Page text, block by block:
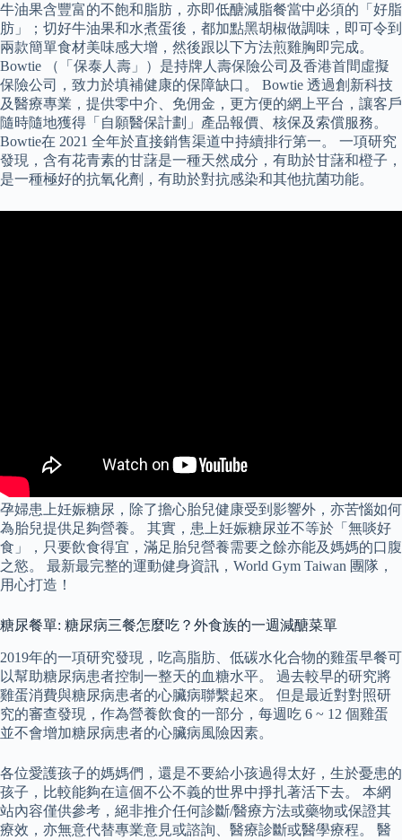
牛油果含豐富的不飽和脂肪，亦即低醣減脂餐當中必須的「好脂
肪」；切好牛油果和水煮蛋後，都加點黑胡椒做調味，即可令到
兩款簡單食材美味感大增，然後跟以下方法煎雞胸即完成。
Bowtie （「保泰人壽」）是持牌人壽保險公司及香港首間虛擬
保險公司，致力於填補健康的保障缺口。 Bowtie 透過創新科技
及醫療專業，提供零中介、免佣金，更方便的網上平台，讓客戶
隨時隨地獲得「自願醫保計劃」產品報價、核保及索償服務。
Bowtie在 2021 全年於直接銷售渠道中持續排行第一。 一項研究
發現，含有花青素的甘藷是一種天然成分，有助於甘藷和橙子，
是一種極好的抗氧化劑，有助於對抗感染和其他抗菌功能。
孕婦患上妊娠糖尿，除了擔心胎兒健康受到影響外，亦苦惱如何
為胎兒提供足夠營養。 其實，患上妊娠糖尿並不等於「無啖好
食」，只要飲食得宜，滿足胎兒營養需要之餘亦能及媽媽的口腹
之慾。 最新最完整的運動健身資訊，World Gym Taiwan 團隊，
用心打造！
糖尿餐單: 糖尿病三餐怎麼吃？外食族的一週減醣菜單
2019年的一項研究發現，吃高脂肪、低碳水化合物的雞蛋早餐可
以幫助糖尿病患者控制一整天的血糖水平。 過去較早的研究將
雞蛋消費與糖尿病患者的心臟病聯繫起來。 但是最近對對照研
究的審查發現，作為營養飲食的一部分，每週吃 6 ~ 12 個雞蛋
並不會增加糖尿病患者的心臟病風險因素。
各位愛護孩子的媽媽們，還是不要給小孩過得太好，生於憂患的
孩子，比較能夠在這個不公不義的世界中掙扎著活下去。 本網
站內容僅供參考，絕非推介任何診斷/醫療方法或藥物或保證其
療效，亦無意代替專業意見或諮詢、醫療診斷或醫學療程。 醫